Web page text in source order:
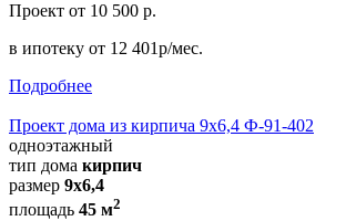
Проект от 10 500 р.
в ипотеку от 12 401р/мес.
Подробнее
Проект дома из кирпича 9х6,4 Ф-91-402
одноэтажный
тип дома кирпич
размер 9х6,4
площадь 45 м2